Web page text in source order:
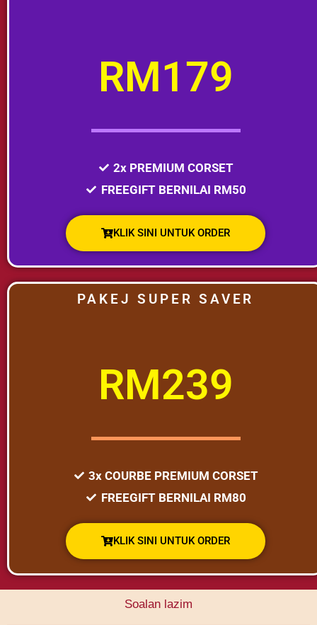
RM179
2x PREMIUM CORSET
FREEGIFT BERNILAI RM50
KLIK SINI UNTUK ORDER
PAKEJ SUPER SAVER
RM239
3x COURBE PREMIUM CORSET
FREEGIFT BERNILAI RM80
KLIK SINI UNTUK ORDER
Soalan lazim